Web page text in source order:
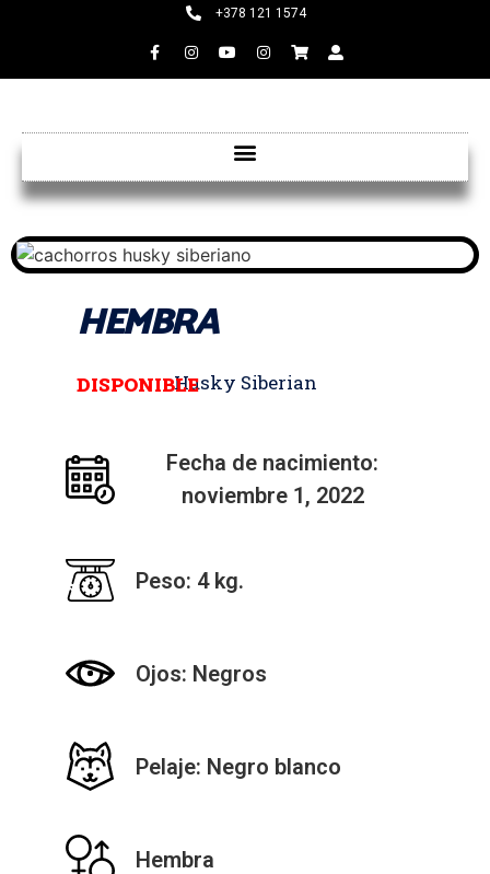
+378 121 1574
HEMBRA
Husky Siberian
DISPONIBLE
Fecha de nacimiento:
noviembre 1, 2022
Peso: 4 kg.
Ojos: Negros
Pelaje: Negro blanco
Hembra